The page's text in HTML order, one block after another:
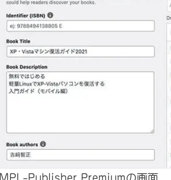
MPL-Publisher Premiumの画面